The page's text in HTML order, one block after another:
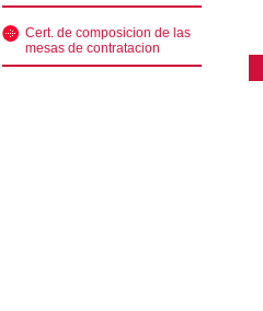
Cert. de composicion de las
mesas de contratacion